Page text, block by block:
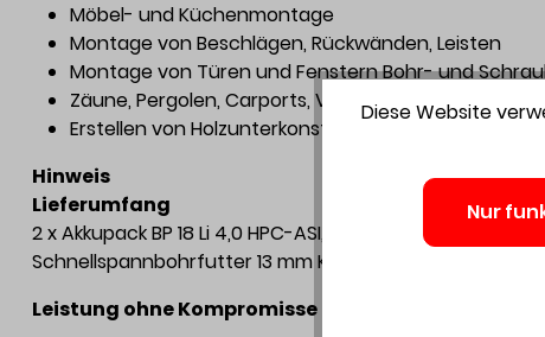
Möbel- und Küchenmontage
Montage von Beschlägen, Rückwänden, Leisten
Montage von Türen und Fenstern Bohr- und
Zäune, Pergolen, Carports, Vordächer aufstellen
Erstellen von Holzunterkonstruktionen
Hinweis
Lieferumfang
2 x Akkupack BP 18 Li 4,0 HPC-ASI, Schnellladegerät
Schnellspannbohrfutter 13 mm KC 13-1/2-K-FFP, Bit PZ 2,
Leistung ohne Kompromisse dank dem Festool
Diese Website
Nur